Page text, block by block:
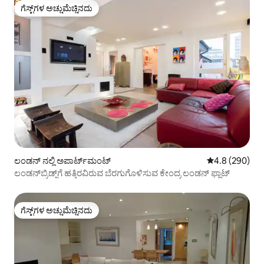
ಗೆಸ್ಟ್‌ಗಳ ಅಚ್ಚುಮೆಚ್ಚಿನದು
ಗೆಸ್ಟ್‌ಗಳ ಅಚ್ಚುಮೆಚ್ಚಿನದು
ಲಂಡನ್ ನಲ್ಲಿ ಅಪಾರ್ಟ್‌ಮಂಟ್ 5 ರಲ್ಲಿ 4.8
4.8 (290)
ಲಂಡನ್‌ಬ್ರಿಡ್ಜ್‌ಗೆ ಹತ್ತಿರವಿರುವ ಬೆರಗುಗೊಳಿಸುವ ಕೇಂದ್ರ ಲಂಡನ್ ಫ್ಲಾಟ್
ಗೆಸ್ಟ್‌ಗಳ ಅಚ್ಚುಮೆಚ್ಚಿನದು
ಗೆಸ್ಟ್‌ಗಳ ಅಚ್ಚುಮೆಚ್ಚಿನದು